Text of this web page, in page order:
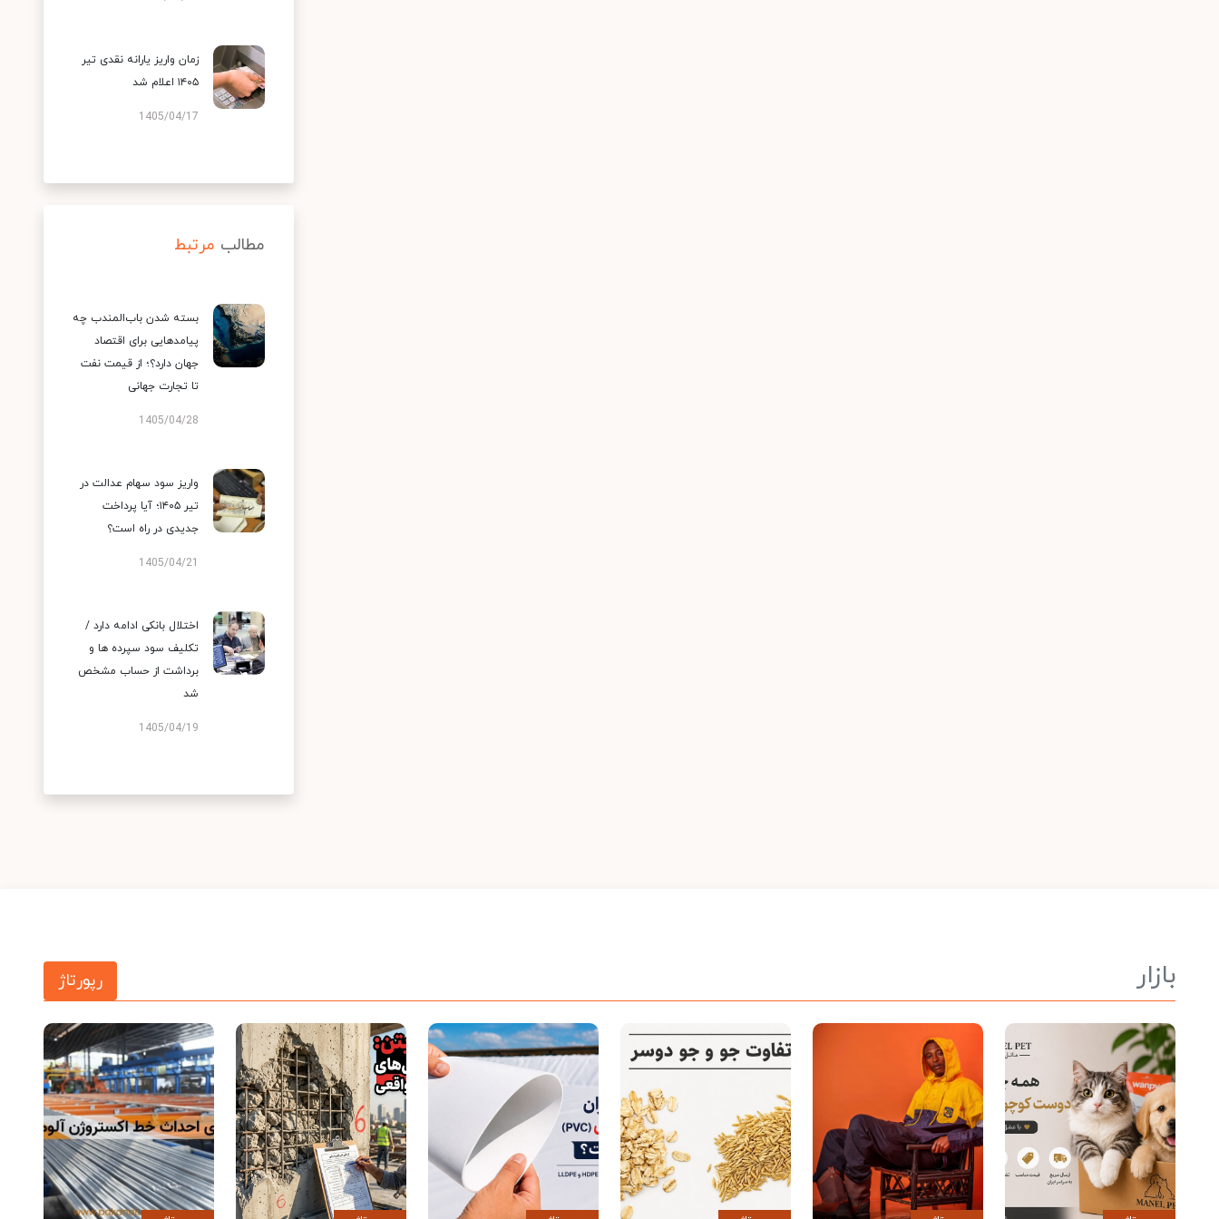
زمان واریز یارانه نقدی تیر
۱۴۰۵ اعلام شد
1405/04/17
مطالب مرتبط
بسته شدن باب‌المندب چه
پیامدهایی برای اقتصاد
جهان دارد؟؛ از قیمت نفت
تا تجارت جهانی
1405/04/28
واریز سود سهام عدالت در
تیر ۱۴۰۵؛ آیا پرداخت
جدیدی در راه است؟
1405/04/21
اختلال بانکی ادامه دارد /
تکلیف سود سپرده ها و
برداشت از حساب مشخص
شد
1405/04/19
بازار رپورتاژ